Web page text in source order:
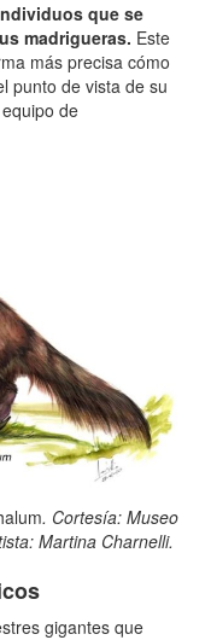
que se
madrigueras. Este
más precisa cómo
punto de vista de su
de
. Cortesía: Museo
Martina Charnelli.
gigantes que